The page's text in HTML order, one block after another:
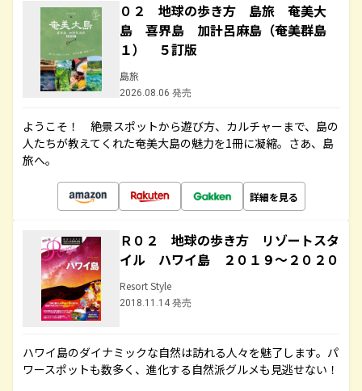
０２ 地球の歩き方 島旅 奄美大
島 喜界島 加計呂麻島（奄美群島
１） ５訂版
島旅
2026.08.06 発売
ようこそ！ 絶景スポットから遊び方、カルチャーまで、島の
人たちが教えてくれた奄美大島の魅力を1冊に凝縮。さあ、島
旅へ。
詳細を見る
Ｒ０２ 地球の歩き方 リゾートスタ
イル ハワイ島 ２０１９～２０２０
Resort Style
2018.11.14 発売
ハワイ島のダイナミックな自然は訪れる人々を魅了します。パ
ワースポットも数多く、進化する自然派グルメも見逃せない！